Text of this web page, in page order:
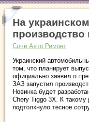
На
производство
Сочи Авто Ремонт
Украинский
том, что планирует
официально заявил о
ЗАЗ запустил
Новинка будет
Chery Tiggo 3X. К такому
подтолкнуло тесное